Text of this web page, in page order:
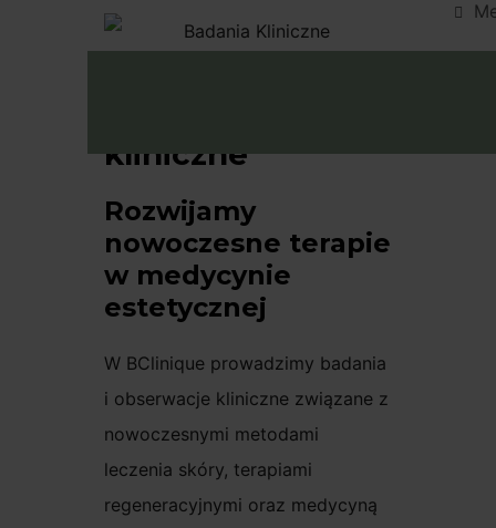
kliniczne
Rozwijamy
nowoczesne terapie
w medycynie
estetycznej
W BClinique prowadzimy badania
i obserwacje kliniczne związane z
nowoczesnymi metodami
leczenia skóry, terapiami
regeneracyjnymi oraz medycyną